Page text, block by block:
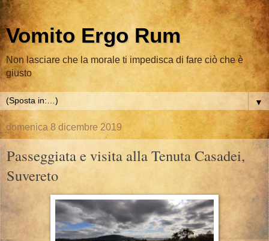
Vomito Ergo Rum
Non lasciare che la morale ti impedisca di fare ciò che è
giusto
▼
domenica 8 dicembre 2019
Passeggiata e visita alla Tenuta Casadei,
Suvereto